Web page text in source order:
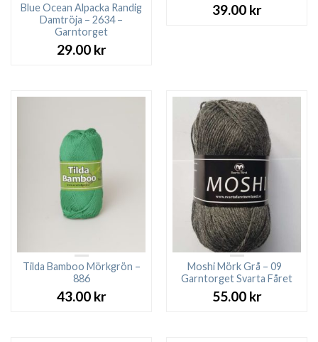
Blue Ocean Alpacka Randig
Damtröja – 2634 –
Garntorget
29.00 kr
39.00 kr
Tilda Bamboo Mörkgrön –
886
43.00 kr
Moshi Mörk Grå – 09
Garntorget Svarta Fåret
55.00 kr